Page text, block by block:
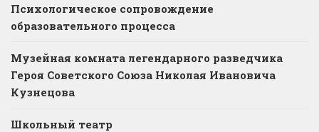
Психологическое сопровождение
образовательного процесса
Музейная комната легендарного разведчика
Героя Советского Союза Николая Ивановича
Кузнецова
Школьный театр